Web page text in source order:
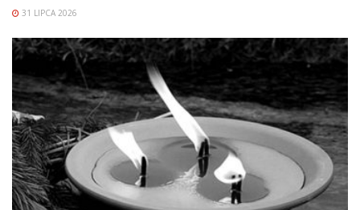
31 LIPCA 2026